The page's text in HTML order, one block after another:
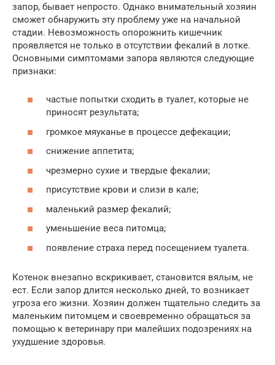
запор, бывает непросто. Однако внимательный хозяин
сможет обнаружить эту проблему уже на начальной
стадии. Невозможность опорожнить кишечник
проявляется не только в отсутствии фекалий в лотке.
Основными симптомами запора являются следующие
признаки:
частые попытки сходить в туалет, которые не
приносят результата;
громкое мяуканье в процессе дефекации;
снижение аппетита;
чрезмерно сухие и твердые фекалии;
присутствие крови и слизи в кале;
маленький размер фекалий;
уменьшение веса питомца;
появление страха перед посещением туалета.
Котенок внезапно вскрикивает, становится вялым, не
ест. Если запор длится несколько дней, то возникает
угроза его жизни. Хозяин должен тщательно следить за
маленьким питомцем и своевременно обращаться за
помощью к ветеринару при малейших подозрениях на
ухудшение здоровья.